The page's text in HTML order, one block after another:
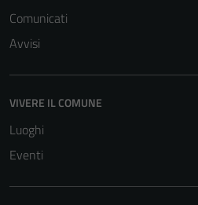
Comunicati
Avvisi
VIVERE IL COMUNE
Luoghi
Eventi